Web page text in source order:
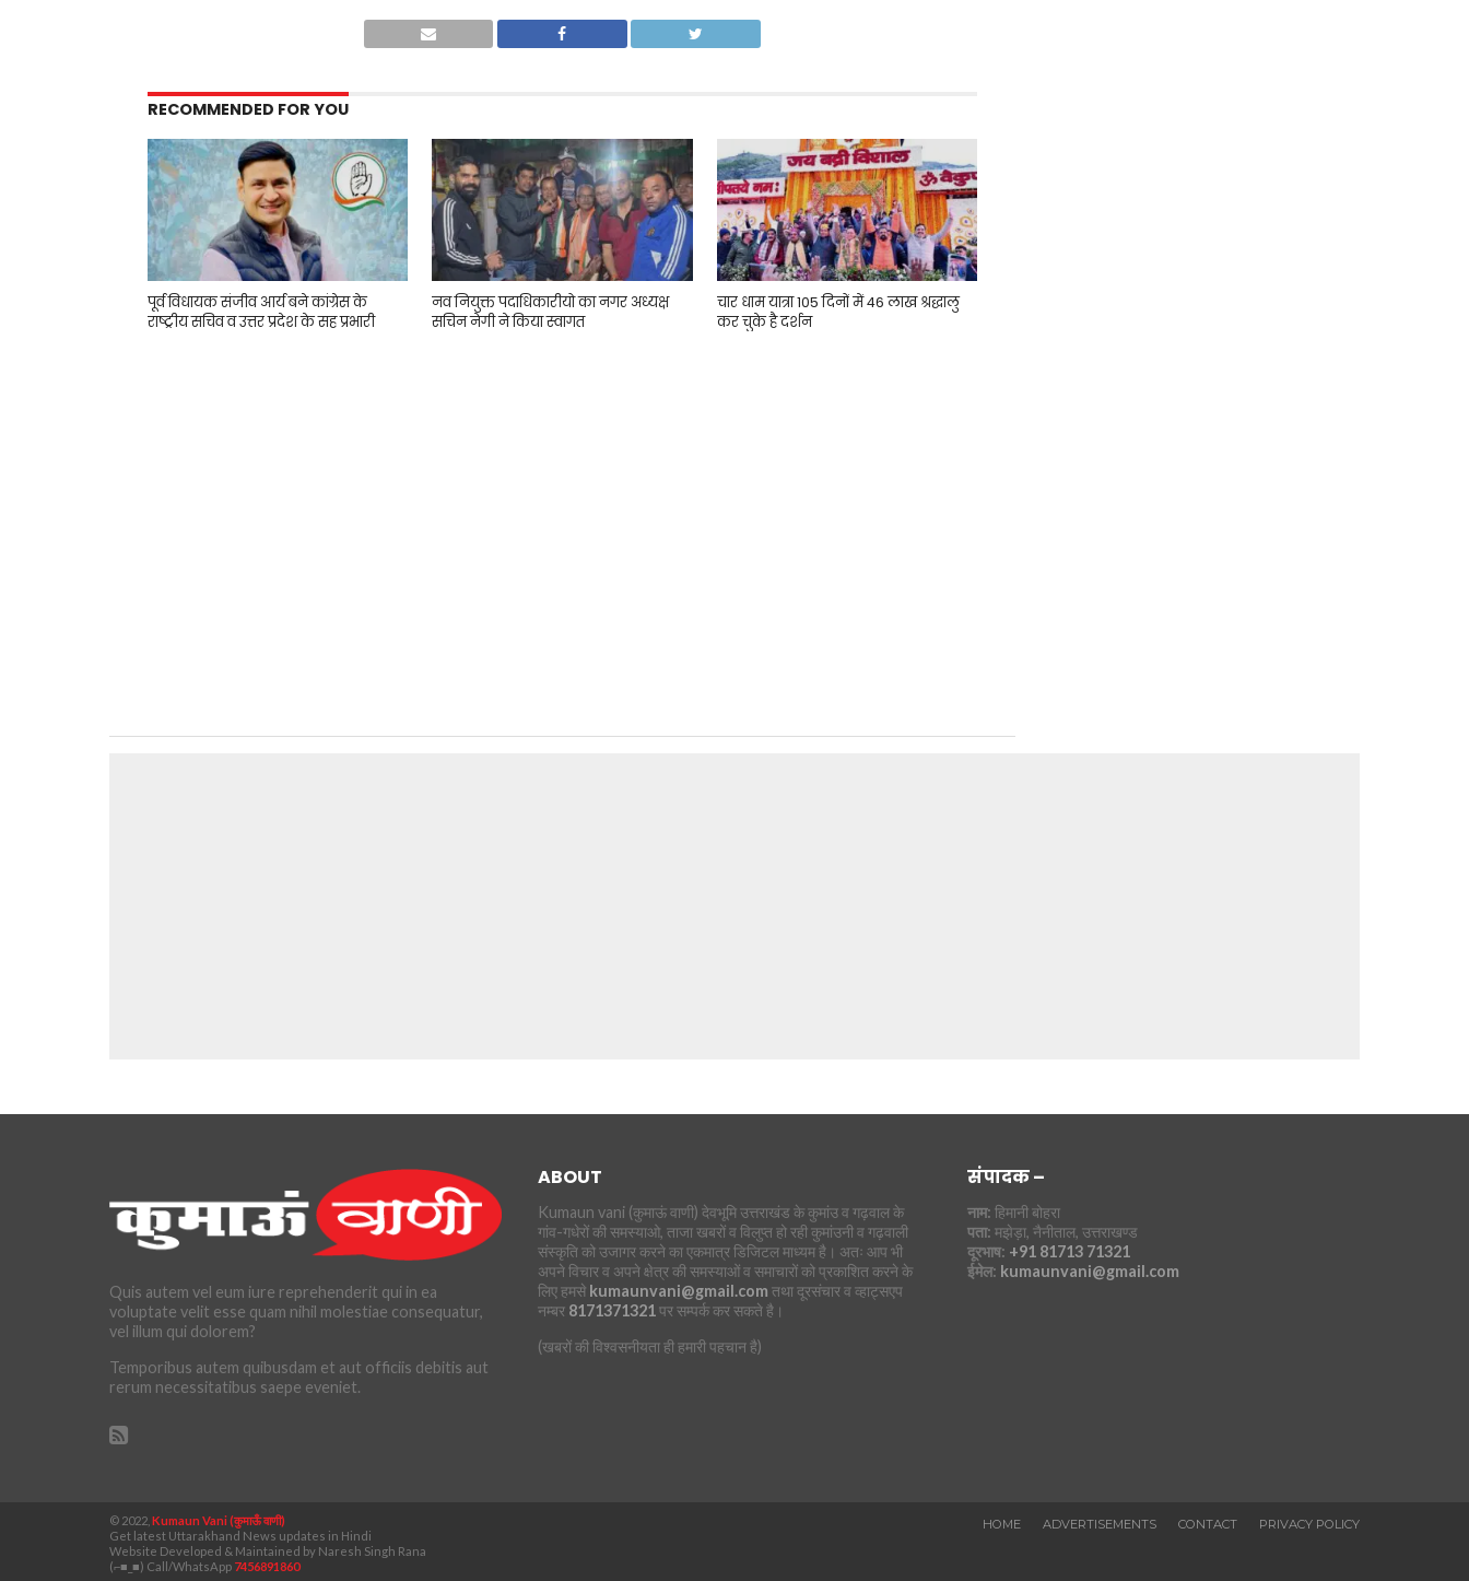
RECOMMENDED FOR YOU
पूर्व विधायक संजीव आर्य बने कांग्रेस के
राष्ट्रीय सचिव व उत्तर प्रदेश के सह प्रभारी
नव नियुक्त पदाधिकारीयो का नगर अध्यक्ष
सचिन नेगी ने किया स्वागत
चार धाम यात्रा 105 दिनों में 46 लाख श्रद्धालु
कर चुके है दर्शन
Quis autem vel eum iure reprehenderit qui in ea
voluptate velit esse quam nihil molestiae consequatur,
vel illum qui dolorem?
Temporibus autem quibusdam et aut officiis debitis aut
rerum necessitatibus saepe eveniet.
ABOUT
Kumaun vani (कुमाऊं वाणी) देवभूमि उत्तराखंड के कुमांउ व गढ़वाल के
गांव-गधेरों की समस्याओ, ताजा खबरों व विलुप्त हो रही कुमांउनी व गढ़वाली
संस्कृति को उजागर करने का एकमात्र डिजिटल माध्यम है। अतः आप भी
अपने विचार व अपने क्षेत्र की समस्याओं व समाचारों को प्रकाशित करने के
लिए हमसे kumaunvani@gmail.com तथा दूरसंचार व व्हाट्सएप
नम्बर 8171371321पर सम्पर्क कर सकते है।
(खबरों की विश्वसनीयता ही हमारी पहचान है)
संपादक –
नाम: हिमानी बोहरा
पता: मझेड़ा, नैनीताल, उत्तराखण्ड
दूरभाष: +91 81713 71321
ईमेल: kumaunvani@gmail.com
HOME ADVERTISEMENTS CONTACT PRIVACY POLICY
© 2022, Kumaun Vani (कुमाऊँ वाणी)
Get latest Uttarakhand News updates in Hindi
Website Developed & Maintained by Naresh Singh Rana
(⌐■_■) Call/WhatsApp 7456891860